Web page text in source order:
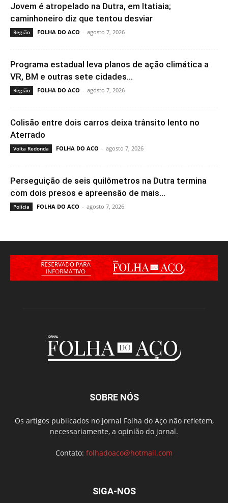
Jovem é atropelado na Dutra, em Itatiaia;
caminhoneiro diz que tentou desviar
Região FOLHA DO ACO - agosto 7, 2026
Programa estadual leva planos de ação climática a
VR, BM e outras sete cidades...
Região FOLHA DO ACO - agosto 7, 2026
Colisão entre dois carros deixa trânsito lento no
Aterrado
Volta Redonda FOLHA DO ACO - agosto 7, 2026
Perseguição de seis quilômetros na Dutra termina
com dois presos e apreensão de mais...
Polícia FOLHA DO ACO - agosto 7, 2026
SOBRE NÓS
Os artigos publicados no jornal Folha do Aço não refletem,
necessariamente, a opinião do jornal.
Contato: folhadoaco@hotmail.com
SIGA-NOS